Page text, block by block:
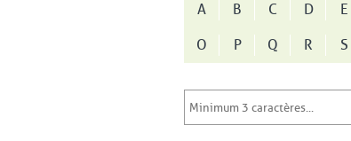
A B C D E
O
P Q R S